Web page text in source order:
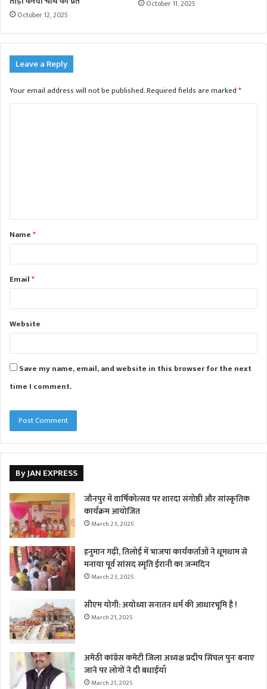
October 12, 2025
October 11, 2025
Leave a Reply
Your email address will not be published.Required fields are marked*
t
*Name*
Email*
Website
Save my name, email, and website in this browser for the next
time I comment.
By JAN EXPRESS
जौनपुर में वार्षिकोत्सव पर शारदा संगोष्ठी और सांस्कृतिक
कार्यक्रम आयोजित
March 23, 2025
हनुमान गढ़ी, तिलोई में भाजपा कार्यकर्ताओं ने धूमधाम से
मनाया पूर्व सांसद स्मृति ईरानी का जन्मदिन
March 23, 2025
सीएम योगी: अयोध्या सनातन धर्म की आधारभूमि है !
March 21, 2025
अमेठी कांग्रेस कमेटी जिला अध्यक्ष प्रदीप सिंघल पुनः बनाए
जाने पर लोगों ने दी बधाईयाँ
March 21, 2025